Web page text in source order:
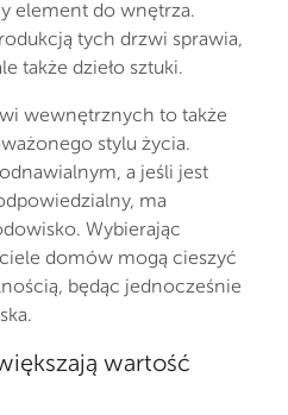
element do wnętrza.
tych drzwi sprawia,
także dzieło sztuki.
wewnętrznych to także
stylu życia.
a jeśli jest
ma
Wybierając
domów mogą cieszyć
będąc jednocześnie
wartość